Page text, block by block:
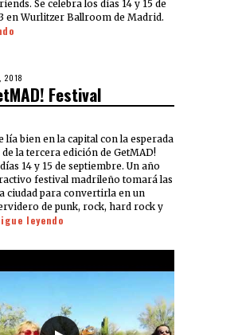
Se celebra los días 14 y 15 de
en Wurlitzer Ballroom de Madrid.
2018
Festival
lía bien en la capital con la esperada
la tercera edición de GetMAD!
14 y 15 de septiembre. Un año
festival madrileño tomará las
ciudad para convertirla en un
de punk, rock, hard rock y
leyendo